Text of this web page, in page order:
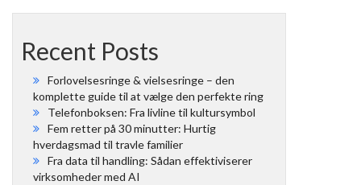
Recent Posts
Forlovelsesringe & vielsesringe – den
komplette guide til at vælge den perfekte ring
Telefonboksen: Fra livline til kultursymbol
Fem retter på 30 minutter: Hurtig
hverdagsmad til travle familier
Fra data til handling: Sådan effektiviserer
virksomheder med AI